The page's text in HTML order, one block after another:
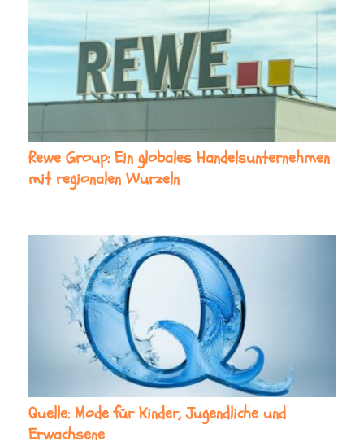
Rewe Group: Ein globales Handelsunternehmen
mit regionalen Wurzeln
Quelle: Mode für Kinder, Jugendliche und
Erwachsene